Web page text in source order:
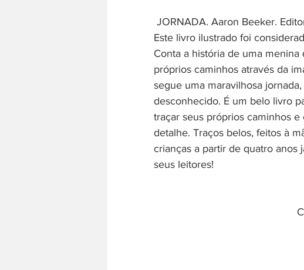
JORNADA. Aaron Beeker.
Este livro ilustrado foi
Conta a história de uma
próprios caminhos através da
segue uma maravilhosa
desconhecido. É um belo livro
traçar seus próprios caminhos
detalhe. Traços belos, feitos à
crianças a partir de quatro anos
seus leitores!